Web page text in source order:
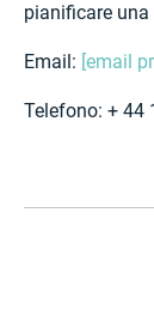
pianificare una
Email: [email
Telefono: + 44